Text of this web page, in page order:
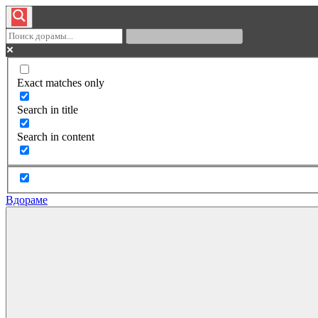
Exact matches only
Search in title
Search in content
Вдораме